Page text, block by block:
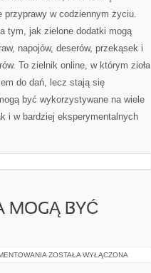
przyprawy w codziennym życiu.
tym, jak zielone dodatki mogą
napojów, deserów, przekąsek i
To zielnik online, w którym zioła
do dań, lecz stają się
być wykorzystywane na wiele
i w bardziej eksperymentalnych
MOGĄ BYĆ
MATERIAŁY
ZOSTAŁA WYŁĄCZONA